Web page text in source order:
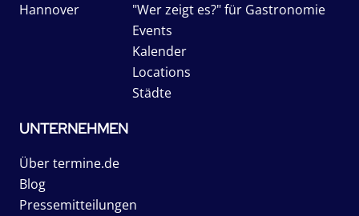
Hannover
"Wer zeigt es?" für Gastronomie
Events
Kalender
Locations
Städte
UNTERNEHMEN
Über termine.de
Blog
Pressemitteilungen